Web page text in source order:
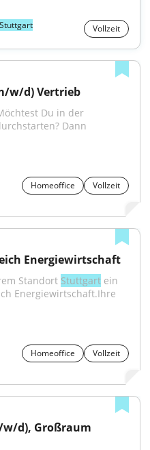
Stuttgart Vollzeit
w/d) Vertrieb
Du in der
Dann
Homeoffice
Vollzeit
Energiewirtschaft
Standort Stuttgart ein
Energiewirtschaft.Ihre
Homeoffice
Vollzeit